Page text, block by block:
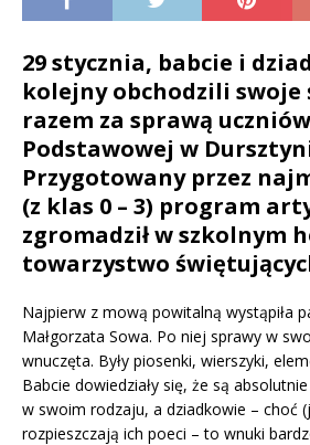
29 stycznia, babcie i
kolejny obchodzili swoje
razem za sprawą uczniów
Podstawowej w
Przygotowany przez
(z klas 0 – 3) program
zgromadził w szkolnym
towarzystwo
Najpierw z mową powitalną wystąpiła
Małgorzata Sowa. Po niej sprawy w
wnuczęta. Były piosenki, wierszyki,
Babcie dowiedziały się, że są
w swoim rodzaju, a dziadkowie – choć
rozpieszczają ich poeci – to wnuki